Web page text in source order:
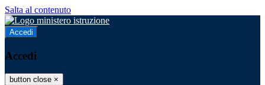
Salta al contenuto
Accedi
Accedi
button close ×